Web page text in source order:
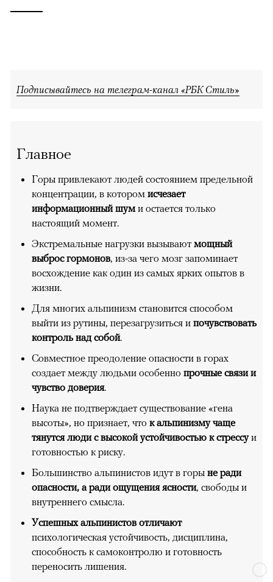
Подписывайтесь на телеграм-канал «РБК Стиль»
Главное
Горы привлекают людей состоянием предельной
концентрации, в котором исчезает
информационный шум и остается только
настоящий момент.
Экстремальные нагрузки вызывают мощный
выброс гормонов, из-за чего мозг запоминает
восхождение как один из самых ярких опытов в
жизни.
Для многих альпинизм становится способом
выйти из рутины, перезагрузиться и почувствовать
контроль над собой.
Совместное преодоление опасности в горах
создает между людьми особенно прочные связи и
чувство доверия.
Наука не подтверждает существование «гена
высоты», но признает, что к альпинизму чаще
тянутся люди с высокой устойчивостью к стрессуи
готовностью к риску.
Большинство альпинистов идут в горы не ради
опасности, а ради ощущения ясности, свободы и
внутреннего смысла.
Успешных альпинистов отличают
психологическая устойчивость, дисциплина,
способность к самоконтролю и готовность
переносить лишения.